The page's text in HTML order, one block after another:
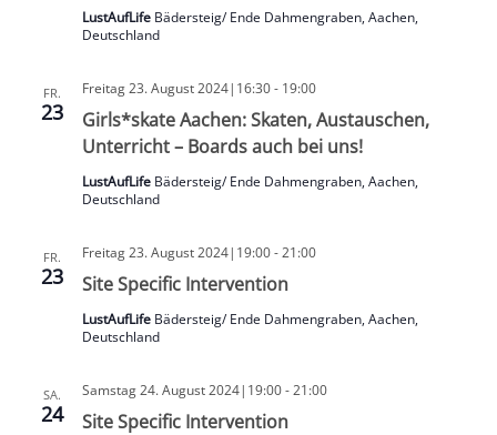
LustAufLife Bädersteig/ Ende Dahmengraben, Aachen,
Deutschland
FR.
23
Girls*skate Aachen: Skaten, Austauschen,
Unterricht – Boards auch bei uns!
Freitag 23. August 2024|16:30- 19:00
LustAufLife Bädersteig/ Ende Dahmengraben, Aachen,
Deutschland
FR.
23 Site Specific Intervention
Freitag 23. August 2024|19:00-21:00
LustAufLife Bädersteig/ Ende Dahmengraben, Aachen,
Deutschland
SA.
24 Site Specific Intervention
Samstag 24. August 2024|19:00-21:00